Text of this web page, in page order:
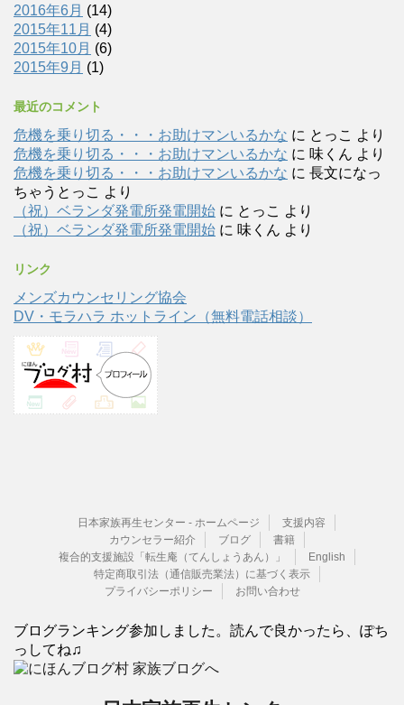
2016年6月 (14)
2015年11月 (4)
2015年10月 (6)
2015年9月 (1)
最近のコメント
危機を乗り切る・・・お助けマンいるかな に とっこ より
危機を乗り切る・・・お助けマンいるかな に 味くん より
危機を乗り切る・・・お助けマンいるかな に 長文になっ
ちゃうとっこ より
（祝）ベランダ発電所発電開始 に とっこ より
（祝）ベランダ発電所発電開始 に 味くん より
リンク
メンズカウンセリング協会
DV・モラハラ ホットライン（無料電話相談）
日本家族再生センター - ホームページ
支援内容
カウンセラー紹介
ブログ
書籍
複合的支援施設「転生庵（てんしょうあん）」
English
特定商取引法（通信販売業法）に基づく表示
プライバシーポリシー
お問い合わせ
ブログランキング参加しました。読んで良かったら、ぽち
っしてね♫